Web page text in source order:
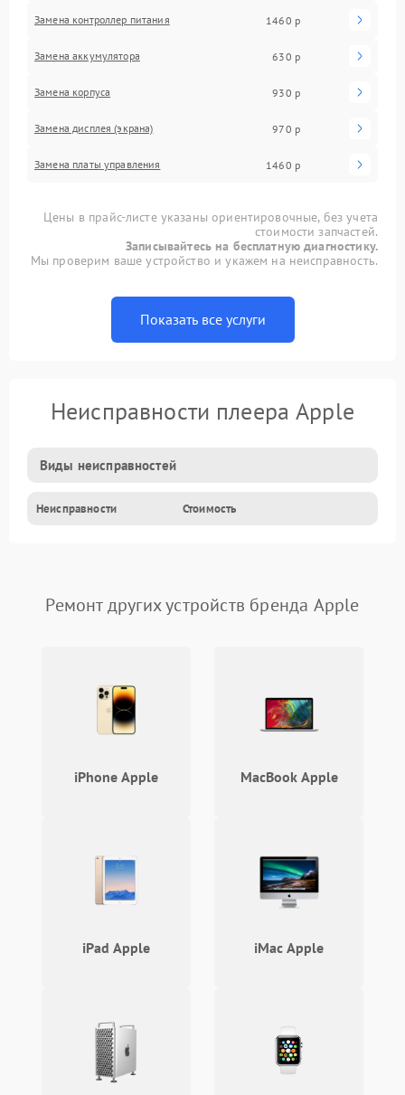
Замена контроллер питания 1460 р
Замена аккумулятора 630 р
Замена корпуса 930 р
Замена дисплея (экрана) 970 р
Замена платы управления 1460 р
Цены в прайс-листе указаны ориентировочные, без учета
стоимости запчастей.
Записывайтесь на бесплатную диагностику.
Мы проверим ваше устройство и укажем на неисправность.
Показать все услуги
Неисправности плеера Apple
Виды неисправностей
Неисправности Стоимость
Ремонт других устройств бренда Apple
iPhone Apple MacBook Apple
iPad Apple iMac Apple